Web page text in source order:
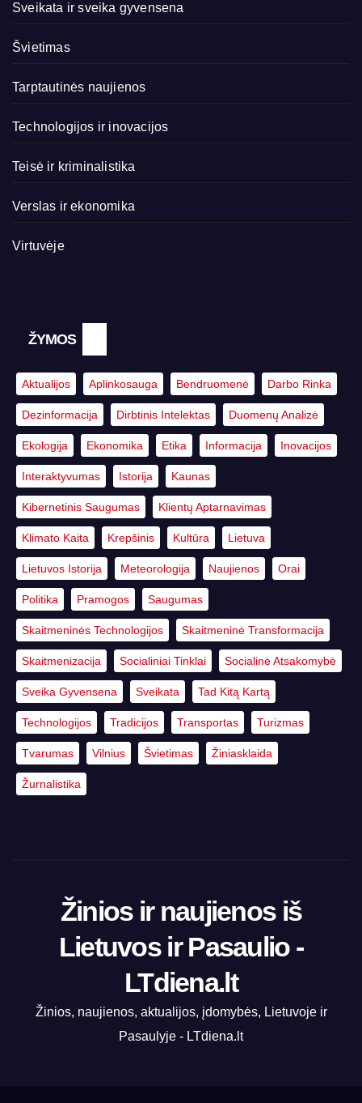
Sveikata ir sveika gyvensena
Švietimas
Tarptautinės naujienos
Technologijos ir inovacijos
Teisė ir kriminalistika
Verslas ir ekonomika
Virtuvėje
ŽYMOS
Aktualijos Aplinkosauga Bendruomenė Darbo Rinka
Dezinformacija Dirbtinis Intelektas Duomenų Analizė
Ekologija Ekonomika Etika Informacija Inovacijos
Interaktyvumas Istorija Kaunas
Kibernetinis Saugumas Klientų Aptarnavimas
Klimato Kaita Krepšinis Kultūra Lietuva
Lietuvos Istorija Meteorologija Naujienos Orai
Politika Pramogos Saugumas
Skaitmeninės Technologijos Skaitmeninė Transformacija
Skaitmenizacija Socialiniai Tinklai Socialinė Atsakomybė
Sveika Gyvensena Sveikata Tad Kitą Kartą
Technologijos Tradicijos Transportas Turizmas
Tvarumas Vilnius Švietimas Žiniasklaida
Žurnalistika
Žinios ir naujienos iš
Lietuvos ir Pasaulio -
LTdiena.lt
Žinios, naujienos, aktualijos, įdomybės, Lietuvoje ir
Pasaulyje - LTdiena.lt